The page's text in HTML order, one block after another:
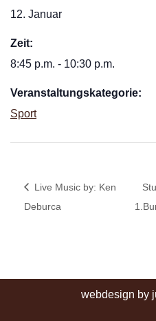
12. Januar
Zeit:
8:45 p.m. - 10:30 p.m.
Veranstaltungskategorie:
Sport
Live Music by: Ken
Deburca
webdesign by